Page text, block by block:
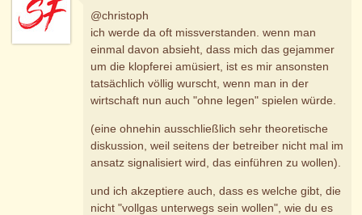
@christoph
ich werde da oft missverstanden. wenn man
einmal davon absieht, dass mich das gejammer
um die klopferei amüsiert, ist es mir ansonsten
tatsächlich völlig wurscht, wenn man in der
wirtschaft nun auch "ohne legen" spielen würde.
(eine ohnehin ausschließlich sehr theoretische
diskussion, weil seitens der betreiber nicht mal im
ansatz signalisiert wird, das einführen zu wollen).
und ich akzeptiere auch, dass es welche gibt, die
nicht "vollgas unterwegs sein wollen", wie du es